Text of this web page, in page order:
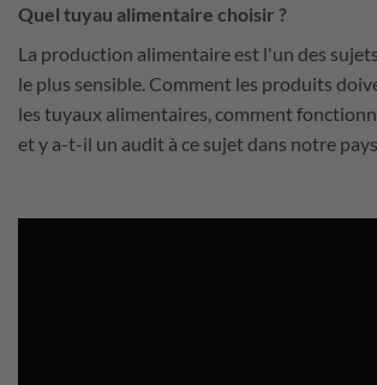
Quel tuyau alimentaire choisir ?
La production alimentaire est l'un des
le plus sensible. Comment les produits
les tuyaux alimentaires, comment
et y a-t-il un audit à ce sujet dans notre